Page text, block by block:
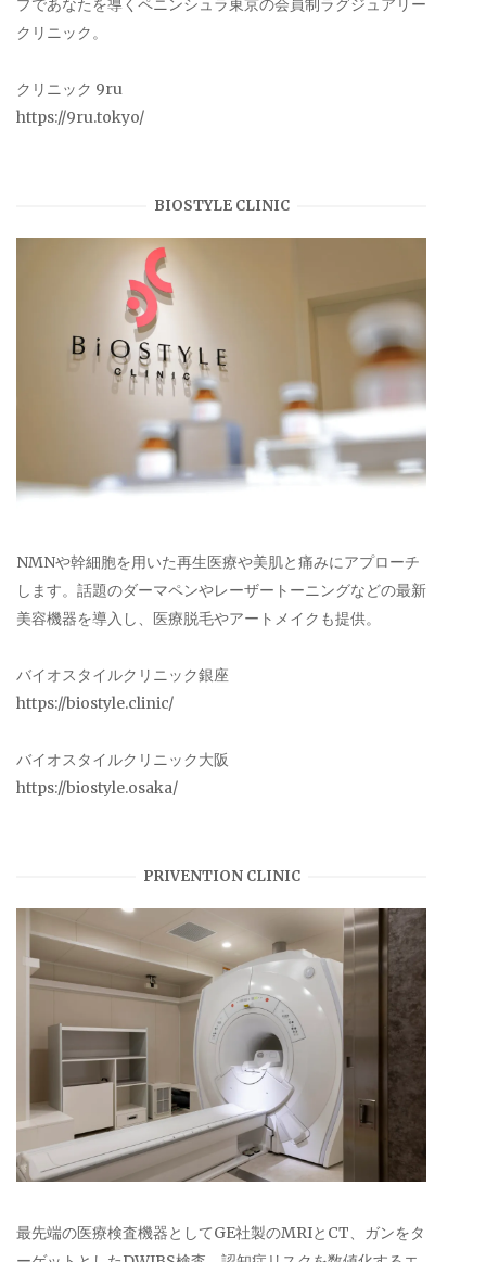
プであなたを導くペニンシュラ東京の会員制ラグジュアリー
クリニック。
クリニック 9ru
https://9ru.tokyo/
BIOSTYLE CLINIC
NMNや幹細胞を用いた再生医療や美肌と痛みにアプローチ
します。話題のダーマペンやレーザートーニングなどの最新
美容機器を導入し、医療脱毛やアートメイクも提供。
バイオスタイルクリニック銀座
https://biostyle.clinic/
バイオスタイルクリニック大阪
https://biostyle.osaka/
PRIVENTION CLINIC
最先端の医療検査機器としてGE社製のMRIとCT、ガンをタ